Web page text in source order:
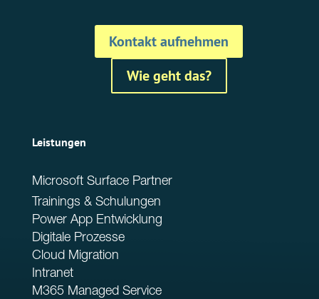
Kontakt aufnehmen
Wie geht das?
Leistungen
Microsoft Surface Partner
Trainings & Schulungen
Power App Entwicklung
Digitale Prozesse
Cloud Migration
Intranet
M365 Managed Service